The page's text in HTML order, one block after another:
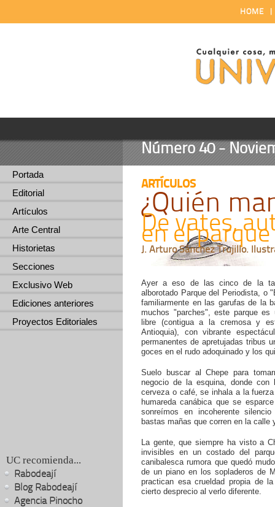
HOME
Número 40 -
Portada
Editorial
Artículos
Arte Central
Historietas
Secciones
Exclusivo Web
Ediciones anteriores
Proyectos Editoriales
UC recomienda...
Rabodeají
Blog Rabodeají
Agencia Pinocho
ARTÍCULOS
¿Quién
De vates,
en el
J. Arturo Sánchez Trujillo.
Ayer a eso de las cinco de la
alborotado Parque del Periodista, o
familiarmente en las garufas de la
muchos "parches", este parque
libre (contigua a la cremosa y
Antioquia), con vibrante
permanentes de apretujadas tribus
goces en el rudo adoquinado y los
Suelo buscar al Chepe para
negocio de la esquina, donde
cerveza o café, se inhala a la
humareda canábica que se
sonreímos en incoherente
bastas mañas que corren en la calle
La gente, que siempre ha visto a
invisibles en un costado del
canibalesca rumora que quedó
de un piano en los sopladeros de
practican esa crueldad propia de
cierto desprecio al verlo diferente.